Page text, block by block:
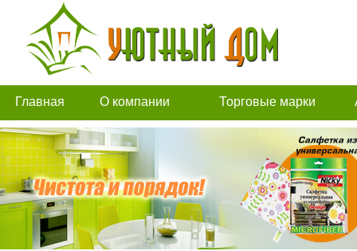
Главная О компании Торговые марки